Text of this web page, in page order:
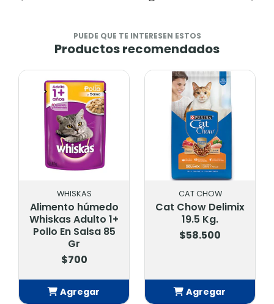
PUEDE QUE TE INTERESEN ESTOS
Productos recomendados
WHISKAS
Alimento húmedo
Whiskas Adulto 1+
Pollo En Salsa 85
Gr
$700
Agregar
CAT CHOW
Cat Chow Delimix
19.5 Kg.
$58.500
Agregar